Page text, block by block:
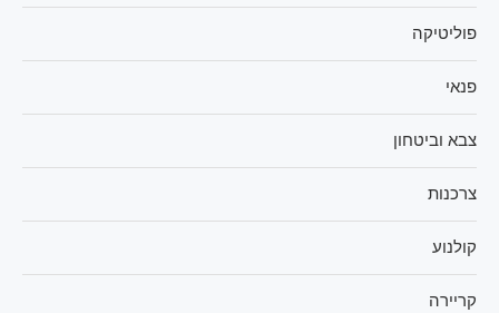
פוליטיקה
פנאי
צבא וביטחון
צרכנות
קולנוע
קריירה